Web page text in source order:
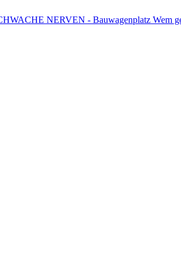
NERVEN - Bauwagenplatz Wem